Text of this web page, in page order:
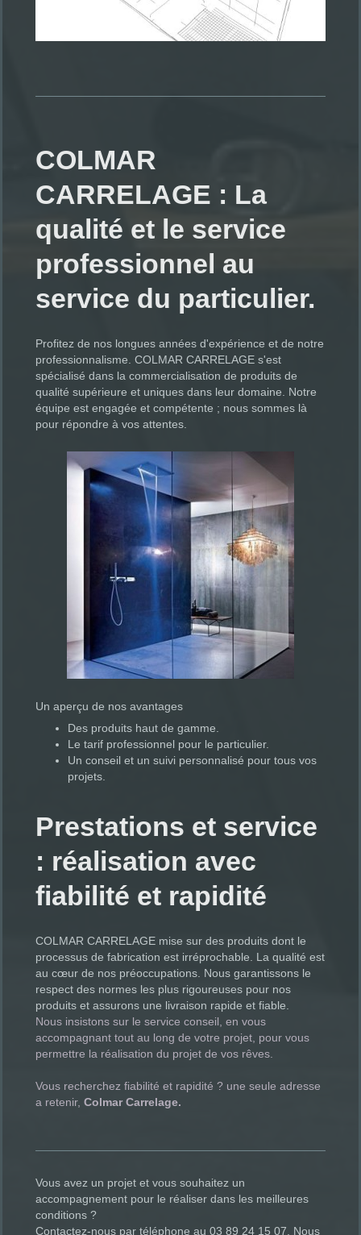
COLMAR
CARRELAGE : La
qualité et le service
professionnel au
service du particulier.
Profitez de nos longues années d'expérience et de notre
professionnalisme. COLMAR CARRELAGE s'est
spécialisé dans la commercialisation de produits de
qualité supérieure et uniques dans leur domaine. Notre
équipe est engagée et compétente ; nous sommes là
pour répondre à vos attentes.
Un aperçu de nos avantages
Des produits haut de gamme.
Le tarif professionnel pour le particulier.
Un conseil et un suivi personnalisé pour tous vos
projets.
Prestations et service
: réalisation avec
fiabilité et rapidité
COLMAR CARRELAGE mise sur des produits dont le
processus de fabrication est irréprochable. La qualité est
au cœur de nos préoccupations. Nous garantissons le
respect des normes les plus rigoureuses pour nos
produits et assurons une livraison rapide et fiable.
Nous insistons sur le service conseil, en vous
accompagnant tout au long de votre projet, pour vous
permettre la réalisation du projet de vos rêves.
Vous recherchez fiabilité et rapidité ? une seule adresse
a retenir, Colmar Carrelage.
Vous avez un projet et vous souhaitez un
accompagnement pour le réaliser dans les meilleures
conditions ?
Contactez-nous par téléphone au 03 89 24 15 07. Nous